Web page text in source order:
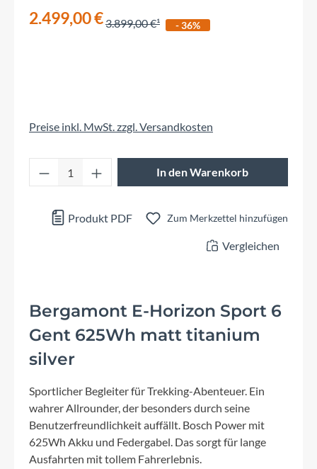
2.499,00 €3.899,00 € - 36%
Preise inkl. MwSt. zzgl. Versandkosten
Produkt Anzahl: Gib den gewünschten
In den Warenkorb
Produkt PDF Zum Merkzettel hinzufügen
Vergleichen
Bergamont E-Horizon Sport 6
Gent 625Wh matt titanium
silver
Sportlicher Begleiter für Trekking-Abenteuer. Ein
wahrer Allrounder, der besonders durch seine
Benutzerfreundlichkeit auffällt. Bosch Power mit
625Wh Akku und Federgabel. Das sorgt für lange
Ausfahrten mit tollem Fahrerlebnis.